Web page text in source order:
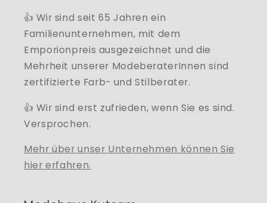
👍 Wir sind seit 65 Jahren ein
Familienunternehmen, mit dem
Emporionpreis ausgezeichnet und die
Mehrheit unserer ModeberaterInnen sind
zertifizierte Farb- und Stilberater.
👍 Wir sind erst zufrieden, wenn Sie es sind.
Versprochen.
Mehr über unser Unternehmen können Sie
hier erfahren.